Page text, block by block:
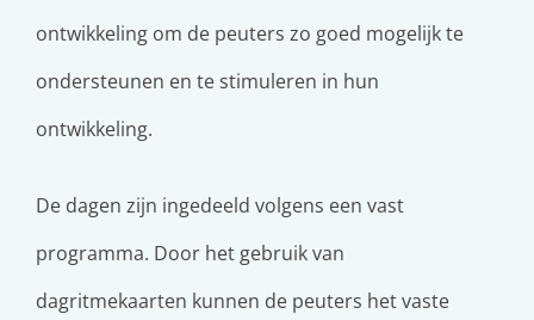
ontwikkeling om de peuters zo goed mogelijk te
ondersteunen en te stimuleren in hun
ontwikkeling.
De dagen zijn ingedeeld volgens een vast
programma. Door het gebruik van
dagritmekaarten kunnen de peuters het vaste